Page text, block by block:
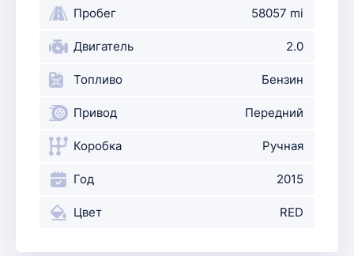
Пробег 58057 mi
Двигатель 2.0
Топливо Бензин
Привод Передний
Коробка Ручная
Год 2015
Цвет RED